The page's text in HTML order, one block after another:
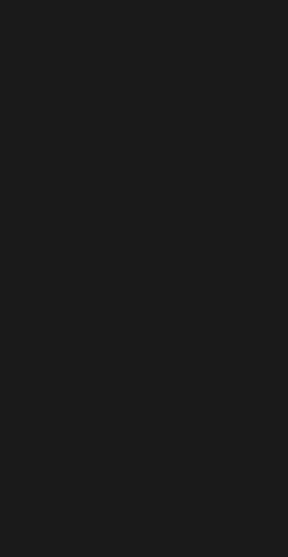
en frío
de gas